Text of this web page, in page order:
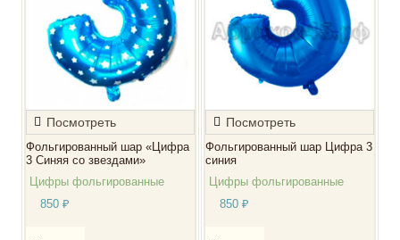
Посмотреть
Фольгированный шар «Цифра
3 Синяя со звездами»
Цифры фольгированные
850 ₽
Посмотреть
Фольгированный шар Цифра 3
синия
Цифры фольгированные
850 ₽